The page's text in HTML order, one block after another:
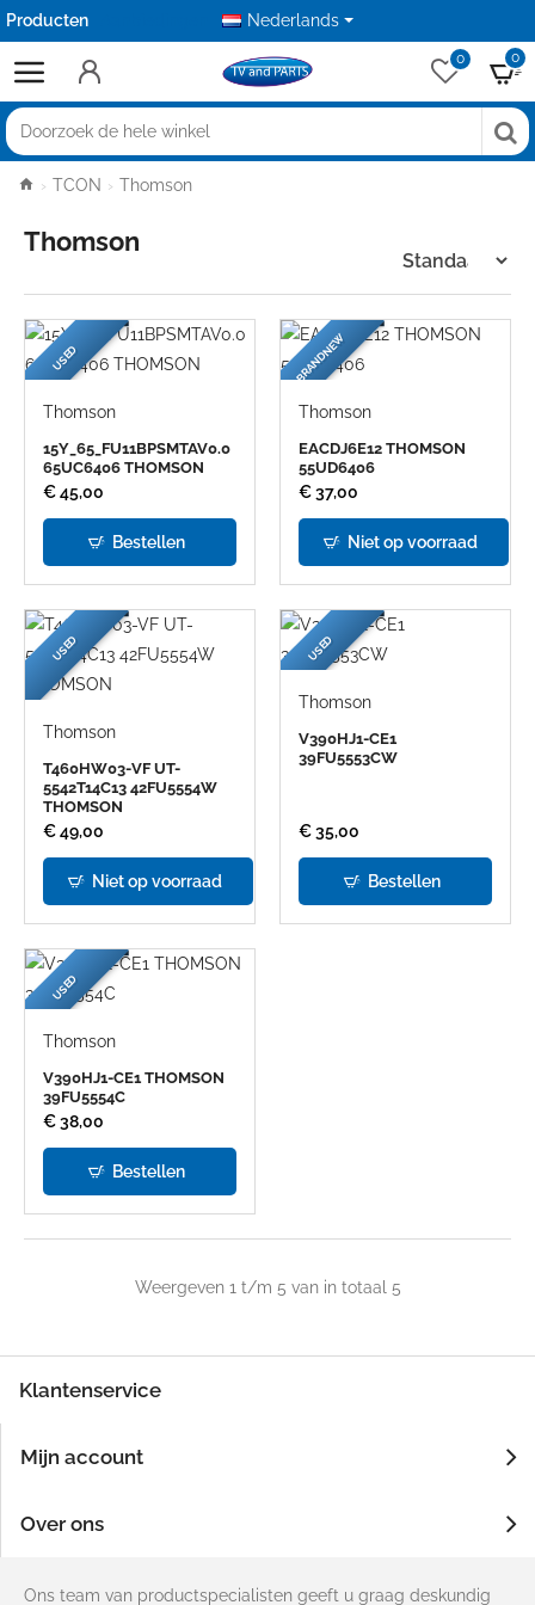
Producten Nederlands
0 0
Doorzoek
winkel
home
TCON Thomson
Thomson
USED
Thomson
15Y_65_FU11BPSMTAV0.0
65UC6406 THOMSON
€ 45,00
Bestellen
BRANDNEW
Thomson
EACDJ6E12 THOMSON
55UD6406
€ 37,00
Niet op voorraad
USED
Thomson
T460HW03-VF UT-
5542T14C13 42FU5554W
THOMSON
€ 49,00
Niet op voorraad
USED
Thomson
V390HJ1-CE1
39FU5553CW
€ 35,00
Bestellen
USED
Thomson
V390HJ1-CE1 THOMSON
39FU5554C
€ 38,00
Bestellen
Weergeven 1 t/m 5 van in totaal 5
Klantenservice
Mijn account
Over ons
Ons team van productspecialisten geeft u graag deskundig